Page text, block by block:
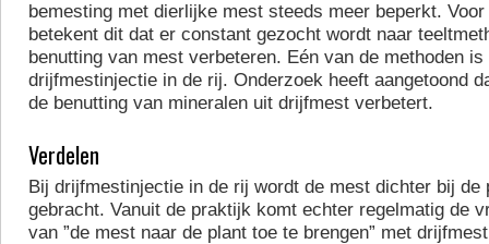
bemesting met dierlijke mest steeds meer beperkt.
betekent dit dat er constant gezocht wordt naar
benutting van mest verbeteren. Eén van de methoden
drijfmestinjectie in de rij. Onderzoek heeft aangetoond
de benutting van mineralen uit drijfmest verbetert.
Verdelen
Bij drijfmestinjectie in de rij wordt de mest dichter bij de
gebracht. Vanuit de praktijk komt echter regelmatig de
van ”de mest naar de plant toe te brengen” met